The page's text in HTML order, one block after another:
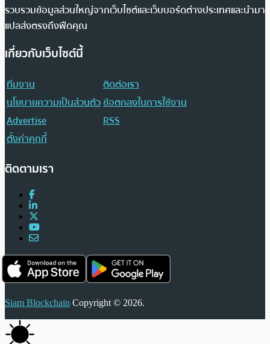
รวบรวมข้อมูลส่วนใหญ่จากเว็บไซต์และเว็บบอร์ดต่างประเทศและนำมา
แปลส่งตรงถึงฟีดคุณ
เกี่ยวกับเว็บไซต์นี้
ทีมงาน
ติดต่อเรา
นโยบายความเป็นส่วนตัวข้อตกลงในการใช้งาน
Advertise
RSS
ตั้งค่าคุกกี้
ติดตามเรา
Siam Blockchain Copyright © 2026.